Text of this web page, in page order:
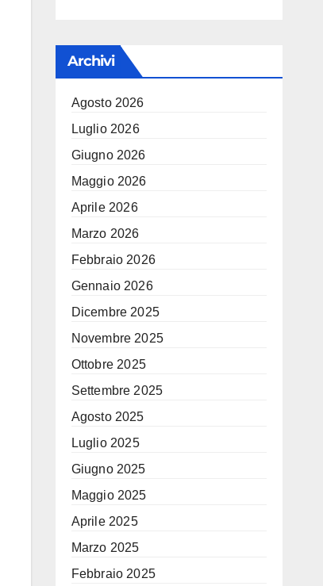
Archivi
Agosto 2026
Luglio 2026
Giugno 2026
Maggio 2026
Aprile 2026
Marzo 2026
Febbraio 2026
Gennaio 2026
Dicembre 2025
Novembre 2025
Ottobre 2025
Settembre 2025
Agosto 2025
Luglio 2025
Giugno 2025
Maggio 2025
Aprile 2025
Marzo 2025
Febbraio 2025